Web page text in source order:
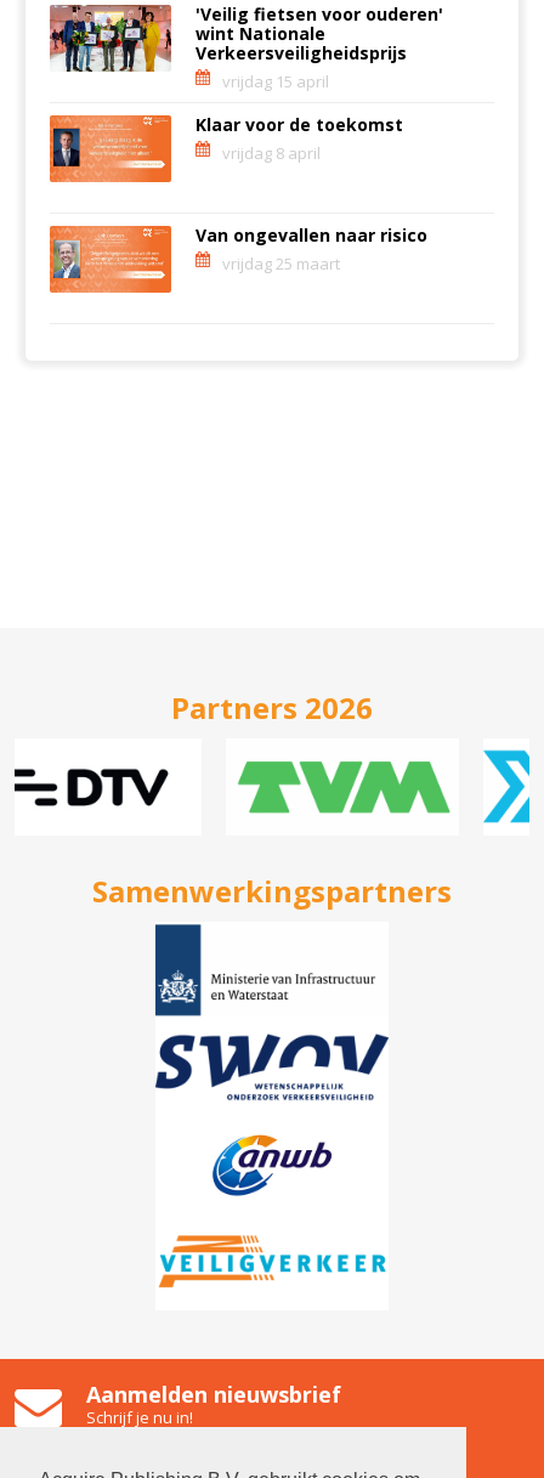
'Veilig fietsen voor ouderen'
wint Nationale
Verkeersveiligheidsprijs
vrijdag 15 april
Klaar voor de toekomst
vrijdag 8 april
Van ongevallen naar risico
vrijdag 25 maart
Partners 2026
Samenwerkingspartners
Aanmelden nieuwsbrief
Schrijf je nu in!